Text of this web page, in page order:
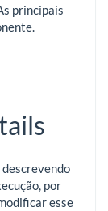
principais
por
esse